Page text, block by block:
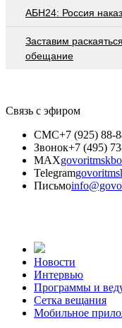
АБН24: Россия
Заставим
обещание
Связь с эфиром
СМС+7 (925) 88-
Звонок+7 (495)
MAX
Telegram
Письмо
Новости
Интервью
Программы и
Сетка вещания
Мобильное